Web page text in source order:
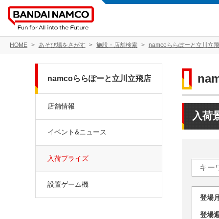
HOME あそび場をさがす 施設・店舗検索 namcoららぽーと立川立
入荷
登
登
namcoららぽーと立川立飛店
店舗情報
イベント&ニュース
入荷プライズ
設置ゲーム機